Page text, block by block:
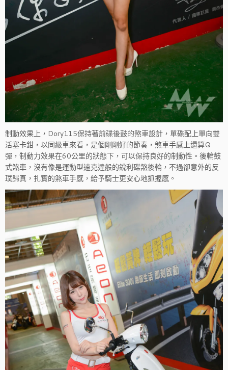
制動效果上，Dory115保持著前碟後鼓的煞車設計，單碟配上單向雙
活塞卡鉗，以同級車來看，是個剛剛好的節奏，煞車手感上還算Q
彈，制動力效果在60公里的狀態下，可以保持良好的制動性。後輪鼓
式煞車，沒有像是運動型速克達般的銳利碟煞後輪，不過卻意外的反
璞歸真，扎實的煞車手感，給予騎士更安心地抓握感。